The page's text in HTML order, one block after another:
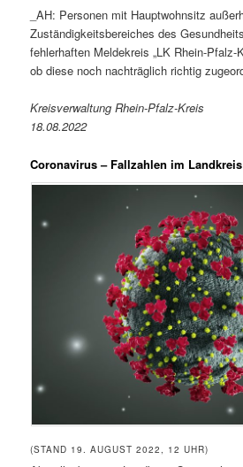
_AH: Personen mit Hauptwohnsitz
Zuständigkeitsbereiches des
fehlerhaften Meldekreis „LK Rhein-Pfalz-
ob diese noch nachträglich richtig
Kreisverwaltung Rhein-Pfalz-Kreis
18.08.2022
Coronavirus – Fallzahlen im
(STAND 19. AUGUST 2022, 12 UHR)